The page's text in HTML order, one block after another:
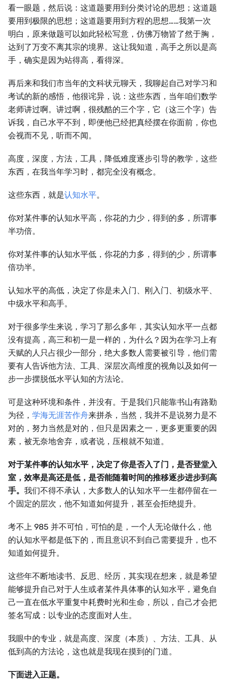
看一眼题，然后说：这道题要用到分类讨论的思想；这道题
要用到极限的思想；这道题要用到方程的思想……我第一次
明白，原来做题可以如此轻松写意，仿佛万物皆了然于胸，
达到了万变不离其宗的境界。这让我知道，高手之所以是高
手，确实是因为站得高，看得深。
再后来和我们市当年的文科状元聊天，我聊起自己对学习和
考试的新的感悟，他很诧异，说：这些东西，当年咱们数学
老师讲过啊。讲过啊，很残酷的三个字，它（这三个字）告
诉我，自己水平不到，即便他已经把真经摆在你面前，你也
会视而不见，听而不闻。
高度，深度，方法，工具，降低难度逐步引导的教学，这些
东西，在我当年学习时，都完全没有概念。
这些东西，就是认知水平。
你对某件事的认知水平高，你花的力少，得到的多，所谓事
半功倍。
你对某件事的认知水平低，你花的力多，得到的少，所谓事
倍功半。
认知水平的高低，决定了你是未入门、刚入门、初级水平、
中级水平和高手。
对于很多学生来说，学习了那么多年，其实认知水平一点都
没有提高，高三和初一是一样的，为什么？因为在学习上有
天赋的人只占很少一部分，绝大多数人需要被引导，他们需
要有人告诉他方法、工具、深层次高维度的视角以及如何一
步一步摆脱低水平认知的方法论。
可是这种环境和条件，并没有。于是我们只能靠书山有路勤
为径， 学海无涯苦作舟来拼杀，当然，我并不是说努力是不
对的，努力当然是对的，但只是因素之一，更多更重要的因
素，被无奈地舍弃，或者说，压根就不知道。
对于某件事的认知水平，决定了你是否入了门，是否登堂入
室，效率是高还是低，是否能随着时间的推移逐步进步到高
手。 我们不得不承认，大多数人的认知水平一生都停留在一
个固定的层次，他不知道如何提升，甚至会拒绝提升。
考不上 985 并不可怕，可怕的是，一个人无论做什么，他
的认知水平都是低下的，而且意识不到自己需要提升，也不
知道如何提升。
这些年不断地读书、反思、经历，其实现在想来，就是希望
能够提升自己对于人生或者某件具体事的认知水平，避免自
己一直在低水平重复中耗费时光和生命，所以，自己才会把
签名写成：以专业的态度面对人生。
我眼中的专业，就是高度、深度（本质）、方法、工具、从
低到高的方法论，这也就是我现在摸到的门道。
下面进入正题。